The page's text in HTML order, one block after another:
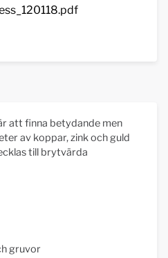
att finna betydande men
av koppar, zink och guld
till brytvärda
gruvor